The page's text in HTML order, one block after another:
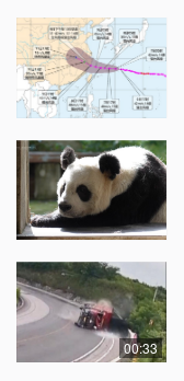
00:33